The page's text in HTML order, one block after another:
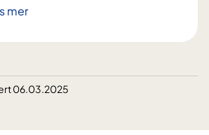
mer
06.03.2025